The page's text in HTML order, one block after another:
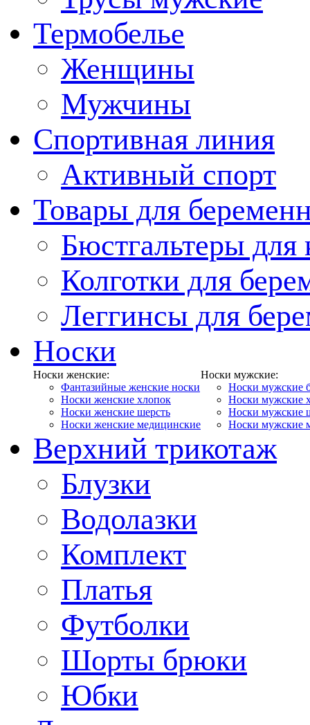
Термобелье
Женщины
Мужчины
Спортивная линия
Активный спорт
Товары для
Бюстгальтеры
Колготки для
Леггинсы для
Носки
Носки женские:
Фантазийные женские носки
Носки женские хлопок
Носки женские шерсть
Носки женские медицинские
Носки мужские:
Носки мужские
Носки мужские
Носки мужские
Носки мужские
Верхний трикотаж
Блузки
Водолазки
Комплект
Платья
Футболки
Шорты брюки
Юбки